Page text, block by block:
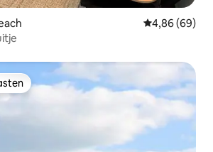
Gemiddelde
4,86 (69)